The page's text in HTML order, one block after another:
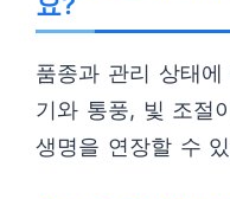
품종과 관리 상태
기와 통풍, 빛 조절
생명을 연장할 수